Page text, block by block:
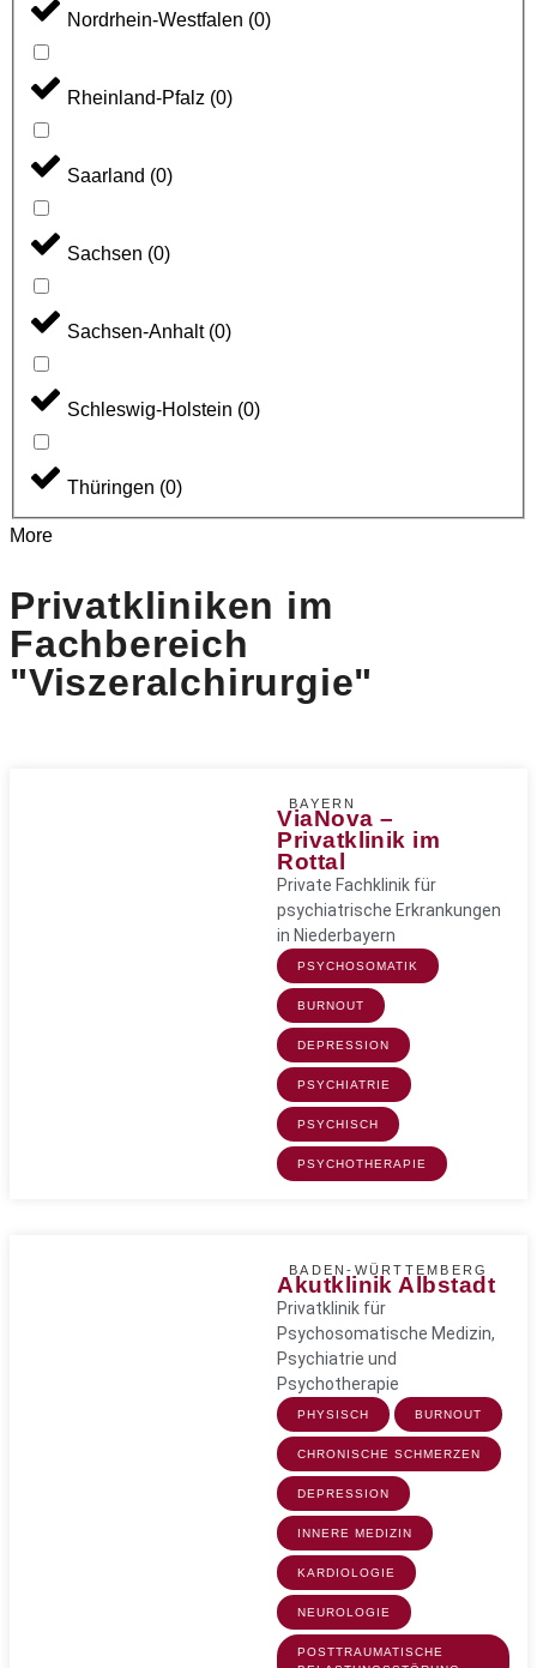
Nordrhein-Westfalen (0)
Rheinland-Pfalz (0)
Saarland (0)
Sachsen (0)
Sachsen-Anhalt (0)
Schleswig-Holstein (0)
Thüringen (0)
More
Privatkliniken im
Fachbereich
"Viszeralchirurgie"
BAYERN
ViaNova –
Privatklinik im
Rottal
Private Fachklinik für
psychiatrische Erkrankungen
in Niederbayern
PSYCHOSOMATIK
BURNOUT
DEPRESSION
PSYCHIATRIE
PSYCHISCH
PSYCHOTHERAPIE
BADEN-WÜRTTEMBERG
Akutklinik Albstadt
Privatklinik für
Psychosomatische Medizin,
Psychiatrie und
Psychotherapie
PHYSISCH BURNOUT
CHRONISCHE SCHMERZEN
DEPRESSION
INNERE MEDIZIN
KARDIOLOGIE
NEUROLOGIE
POSTTRAUMATISCHE